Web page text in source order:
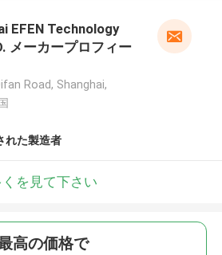
EFEN Technology
メーカープロフィー
Road, Shanghai,
れた製造者
くを見て下さい
高の価格で